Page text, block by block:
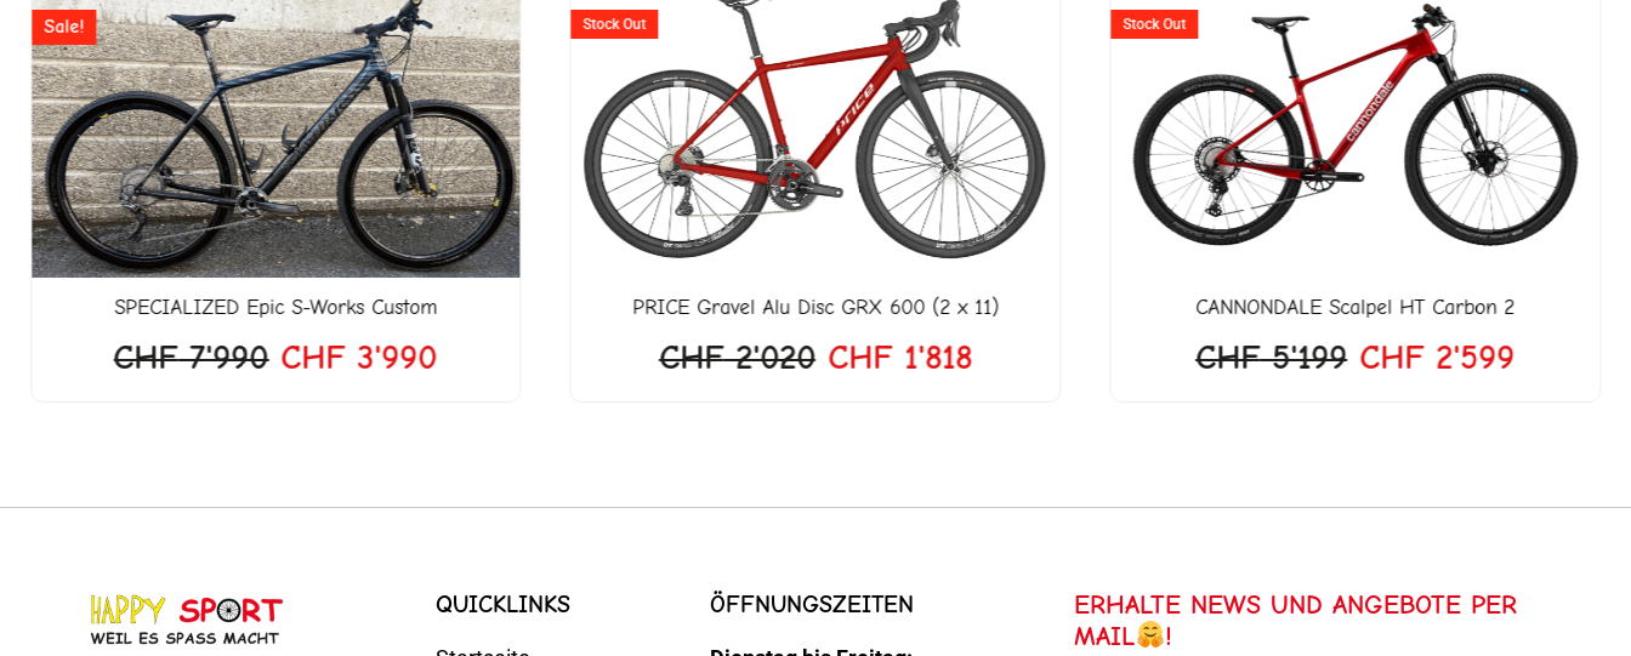
Sale!
SPECIALIZED Epic S-Works Custom
CHF7'990
Preis
war:
CHF 7'990
CHF3'990
Preis
ist:
CHF 3'990.
Stock Out
PRICEGravel Alu Disc GRX 600 (2 x 11)
CHF2'020
Preis
war:
CHF 2'020
CHF1'818
ist:
CHF 1'818.
Stock Out
CANNONDALEScalpel HT Carbon 2
CHF5'199
Preis
war:
CHF 5'199
CHF2'599
ist:
CHF
QUICKLINKS ÖFFNUNGSZEITEN
ERHALTE NEWS UND ANGEBOTE PER
MAIL
!